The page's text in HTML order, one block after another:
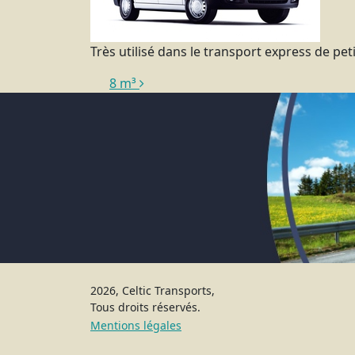
Très utilisé dans le transport express de
Navigation
8 m³
2026, Celtic Transports,
Tous droits réservés.
Mentions légales